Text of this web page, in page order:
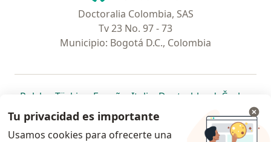
Doctoralia Colombia, SAS
Tv 23 No. 97 - 73
Municipio: Bogotá D.C., Colombia
Polska se abre en una nueva pestaña
Türkiye se abre en una nueva pestaña
España se abre en una nueva pestaña
Italia se abre en una nueva
Deutschlandse abre en
Česko
Portugal
se abre en una nueva pestaña
México se abre en una nueva pestaña
Chile se abre en una nueva pestaña
Brasil se abre en una nueva
se abre en
se
se abre en una nueva
Tu privacidad es importante
Usamos cookies para ofrecerte una